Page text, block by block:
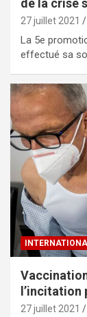
de la crise
27 juillet 2021
La 5e
effectué sa
l’incitation
27 juillet 2021